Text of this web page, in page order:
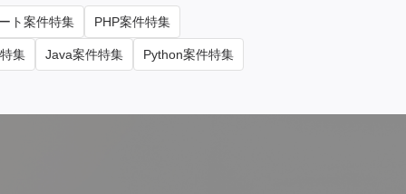
ト案件特集 PHP案件特集
集 Java案件特集 Python案件特集